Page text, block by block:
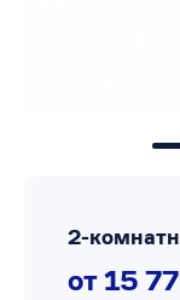
2-
от 15